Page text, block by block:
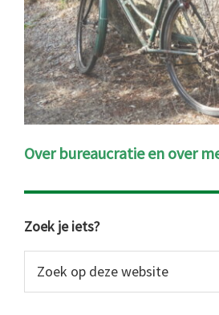
Over bureaucratie en over
Primaire
Sidebar
Zoek je iets?
op